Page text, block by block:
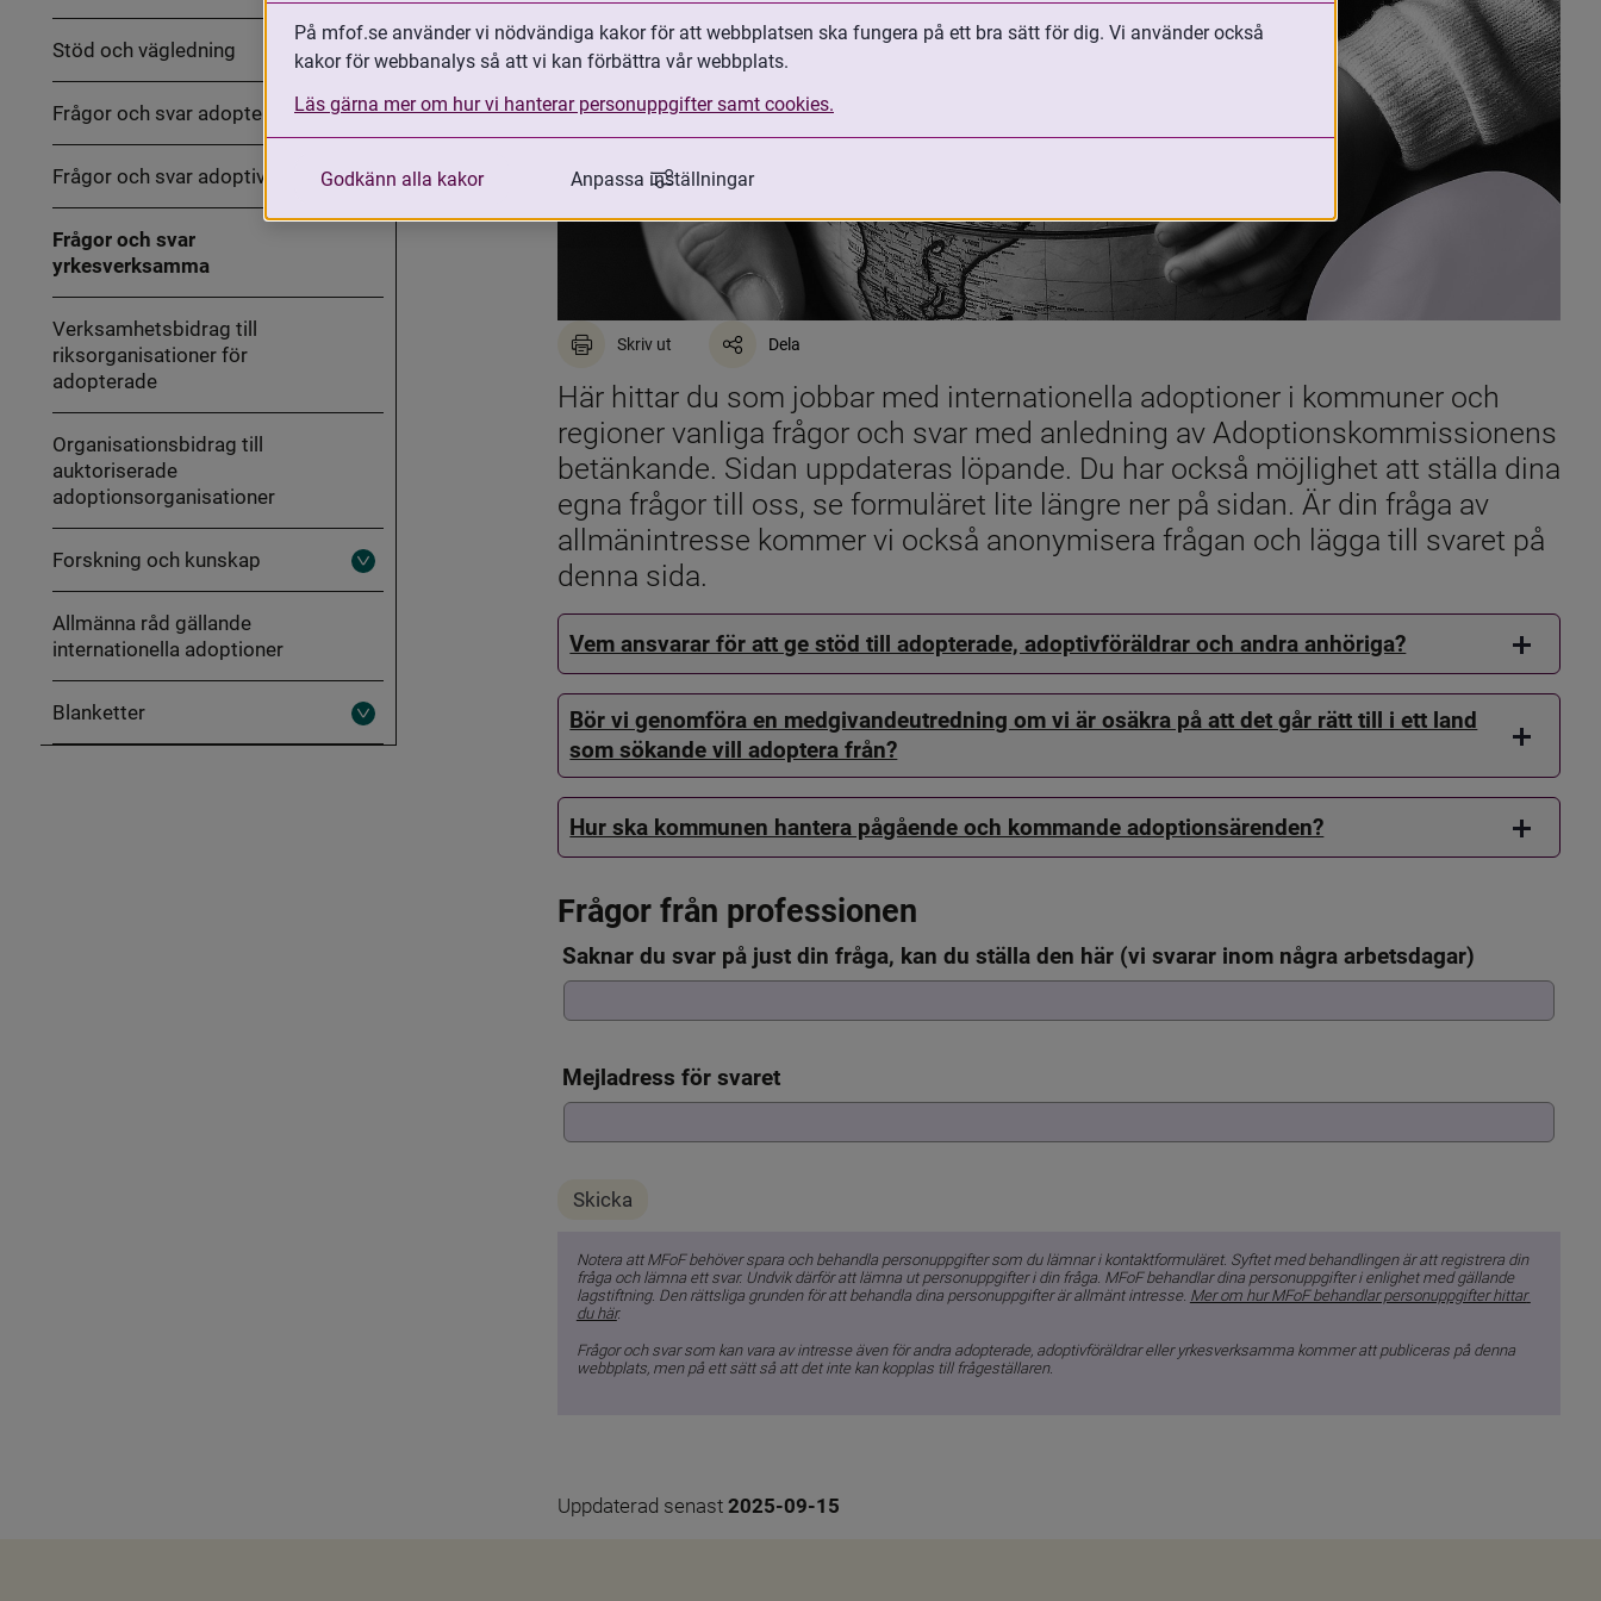
Skriv ut Dela
Här hittar du som jobbar med internationella adoptioner i kommuner och
regioner vanliga frågor och svar med anledning av Adoptionskommissionens
betänkande. Sidan uppdateras löpande. Du har också möjlighet att ställa dina
egna frågor till oss, se formuläret lite längre ner på sidan. Är din fråga av
allmänintresse kommer vi också anonymisera frågan och lägga till svaret på
denna sida.
Vem ansvarar för att ge stöd till adopterade, adoptivföräldrar och andra anhöriga?
Bör vi genomföra en medgivandeutredning om vi är osäkra på att det går rätt till i ett land
som sökande vill adoptera från?
Hur ska kommunen hantera pågående och kommande adoptionsärenden?
Frågor från professionen
Saknar du svar på just din fråga, kan du ställa den här (vi svarar inom några arbetsdagar)
Mejladress för svaret
Notera att MFoF behöver spara och behandla personuppgifter som du lämnar i kontaktformuläret. Syftet med behandlingen är att registrera din
fråga och lämna ett svar. Undvik därför att lämna ut personuppgifter i din fråga. MFoF behandlar dina personuppgifter i enlighet med gällande
lagstiftning. Den rättsliga grunden för att behandla dina personuppgifter är allmänt intresse. Mer om hur MFoF behandlar personuppgifter hittar
du här.
Frågor och svar som kan vara av intresse även för andra adopterade, adoptivföräldrar eller yrkesverksamma kommer att publiceras på denna
webbplats, men på ett sätt så att det inte kan kopplas till frågeställaren.
arbete
med
internationella
Stöd och vägledning
Fäll
och
Frågor och svar adopterade
Frågor och svar adoptivföräldrar
Frågor och svar
yrkesverksamma
Verksamhetsbidrag till
riksorganisationer för
adopterade
Organisationsbidrag till
auktoriserade
adoptionsorganisationer
Forskning och kunskap
Fäll
ut
Allmänna råd gällande
internationella adoptioner
Blanketter
Fäll
ut
Uppdaterad senast 2025-09-15
På mfof.se använder vi nödvändiga kakor för att webbplatsen ska fungera på ett bra sätt för dig. Vi använder också
kakor för webbanalys så att vi kan förbättra vår webbplats.
Läs gärna mer om hur vi hanterar personuppgifter samt cookies.
Godkänn alla kakor Anpassa inställningar